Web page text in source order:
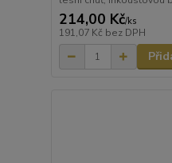
214,00 Kč/ks
191,07 Kč bez DPH